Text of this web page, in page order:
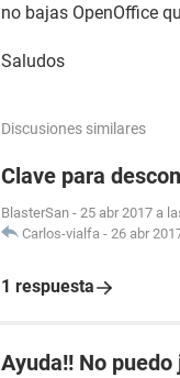
no bajas OpenOffice
Saludos
Discusiones similares
Clave para
BlasterSan - 25 abr 2017 a
Carlos-vialfa - 26 abr
1 respuesta
Ayuda!! No